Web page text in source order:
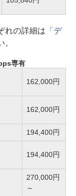
れの詳細は 「デ
専有
162,000円
162,000円
194,400円
194,400円
270,000円
～